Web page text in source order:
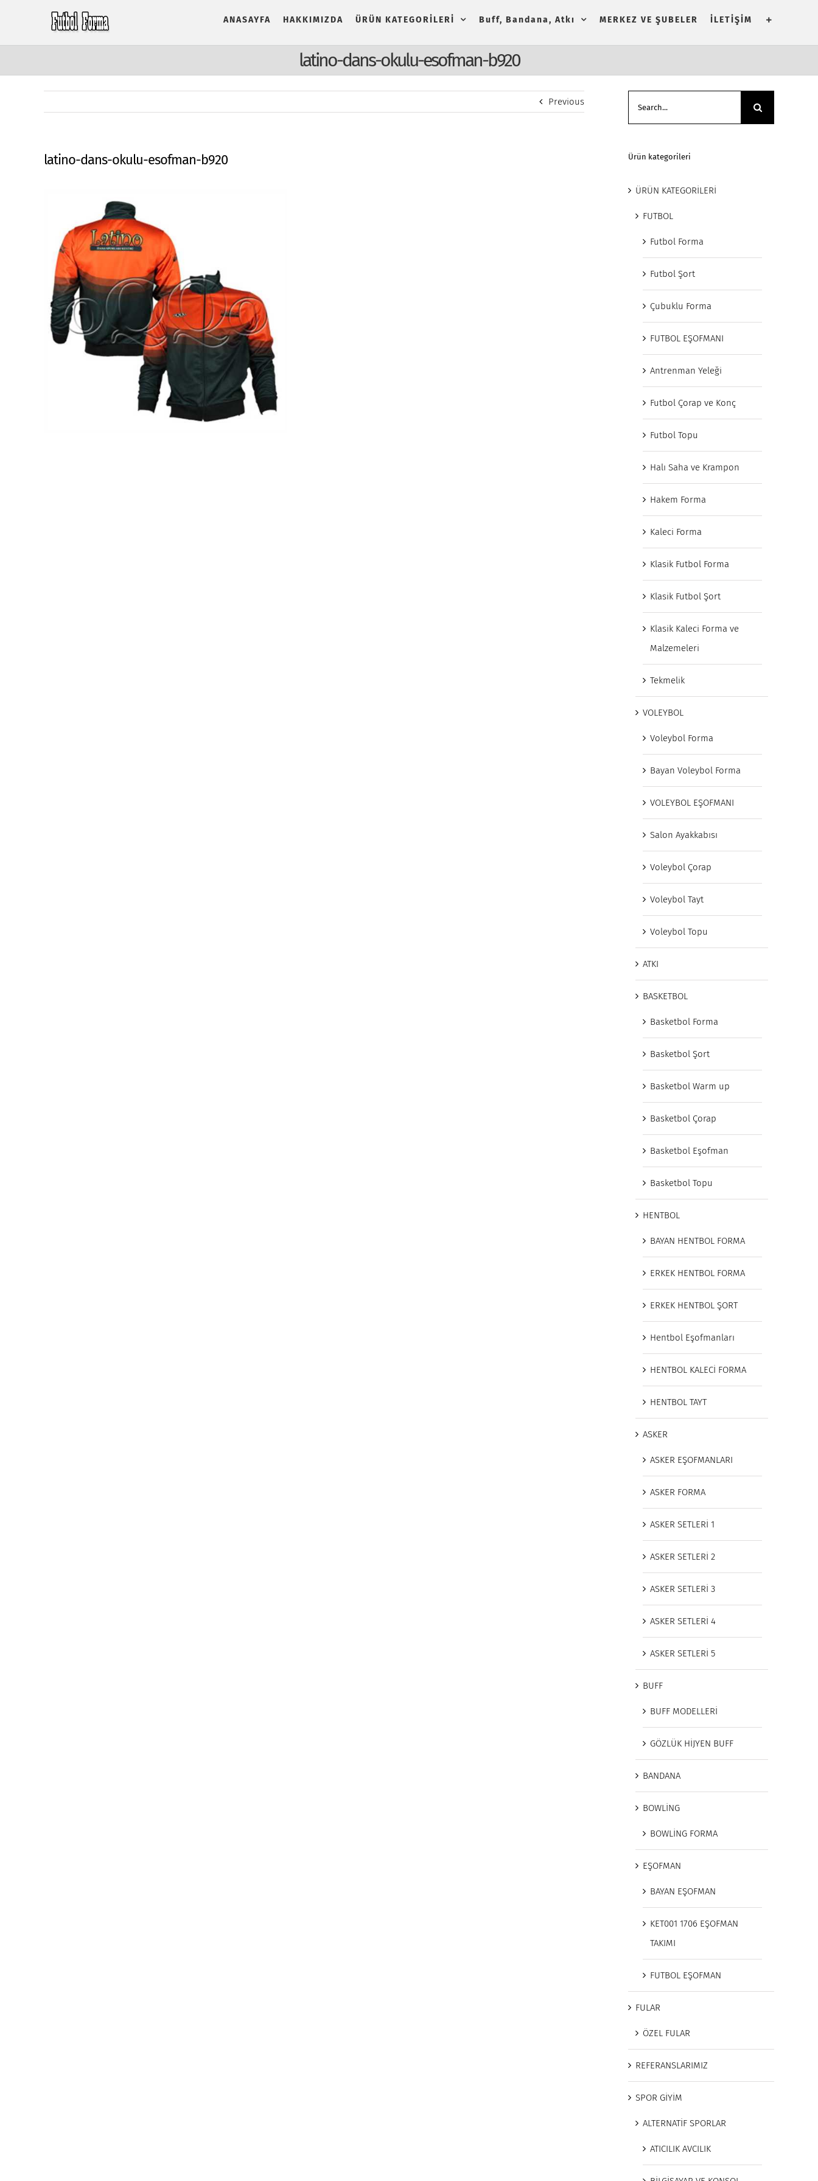
content
ANASAYFA HAKKIMIZDA ÜRÜN KATEGORİLERİ Buff, Bandana, Atkı MERKEZ VE ŞUBELER İLETİŞİM
latino-dans-okulu-esofman-b920
Previous
latino-dans-okulu-esofman-b920 Ürün kategorileri
ÜRÜN KATEGORİLERİ
FUTBOL
Futbol Forma
Futbol Şort
Çubuklu Forma
FUTBOL EŞOFMANI
Antrenman Yeleği
Futbol Çorap ve Konç
Futbol Topu
Halı Saha ve Krampon
Hakem Forma
Kaleci Forma
Klasik Futbol Forma
Klasik Futbol Şort
Klasik Kaleci Forma ve
Malzemeleri
Tekmelik
VOLEYBOL
Voleybol Forma
Bayan Voleybol Forma
VOLEYBOL EŞOFMANI
Salon Ayakkabısı
Voleybol Çorap
Voleybol Tayt
Voleybol Topu
ATKI
BASKETBOL
Basketbol Forma
Basketbol Şort
Basketbol Warm up
Basketbol Çorap
Basketbol Eşofman
Basketbol Topu
HENTBOL
BAYAN HENTBOL FORMA
ERKEK HENTBOL FORMA
ERKEK HENTBOL ŞORT
Hentbol Eşofmanları
HENTBOL KALECİ FORMA
HENTBOL TAYT
ASKER
ASKER EŞOFMANLARI
ASKER FORMA
ASKER SETLERİ 1
ASKER SETLERİ 2
ASKER SETLERİ 3
ASKER SETLERİ 4
ASKER SETLERİ 5
BUFF
BUFF MODELLERİ
GÖZLÜK HİJYEN BUFF
BANDANA
BOWLİNG
BOWLİNG FORMA
EŞOFMAN
BAYAN EŞOFMAN
KET001 1706 EŞOFMAN
TAKIMI
FUTBOL EŞOFMAN
FULAR
ÖZEL FULAR
REFERANSLARIMIZ
SPOR GİYİM
ALTERNATİF SPORLAR
ATICILIK AVCILIK